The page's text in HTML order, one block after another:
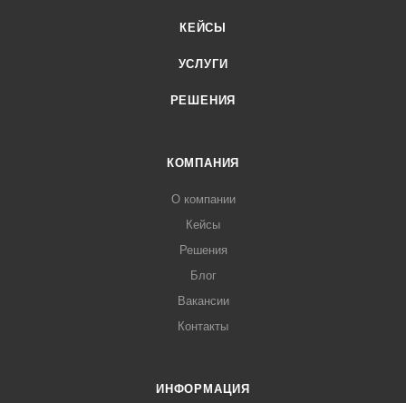
КЕЙСЫ
УСЛУГИ
РЕШЕНИЯ
КОМПАНИЯ
О компании
Кейсы
Решения
Блог
Вакансии
Контакты
ИНФОРМАЦИЯ